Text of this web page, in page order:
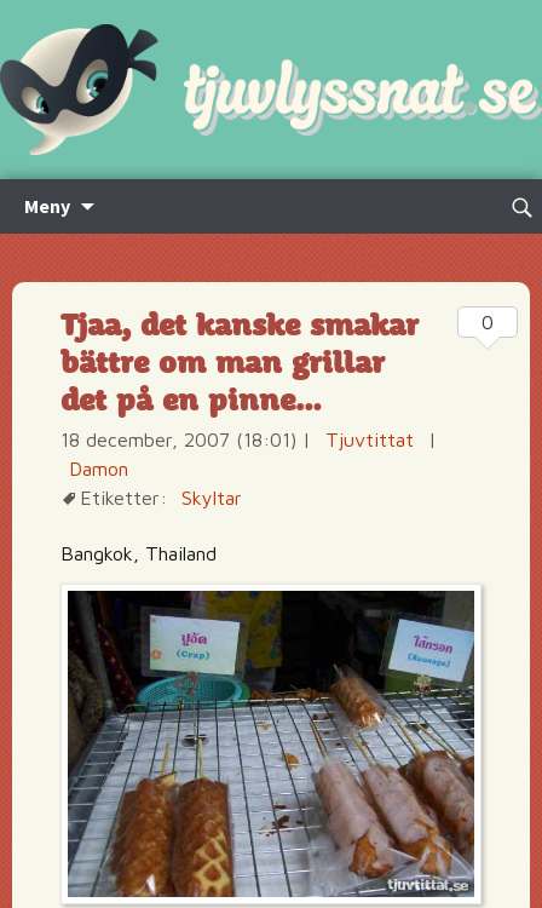
Meny
innehåll
Sök
Tjaa, det kanske smakar
bättre om man grillar
det på en pinne…
18 december, 2007 (18:01) | Tjuvtittat
|
Damon
Etiketter:
Skyltar
Bangkok, Thailand
0